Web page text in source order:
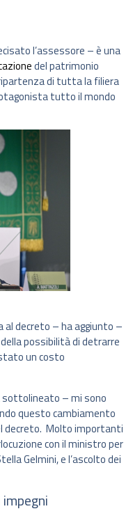
l’assessore – è una
del patrimonio
di tutta la filiera
tutto il mondo
decreto – ha aggiunto –
possibilità di detrarre
un costo
sottolineato – mi sono
questo cambiamento
decreto. Molto importanti
con il ministro per
Gelmini, e l’ascolto dei